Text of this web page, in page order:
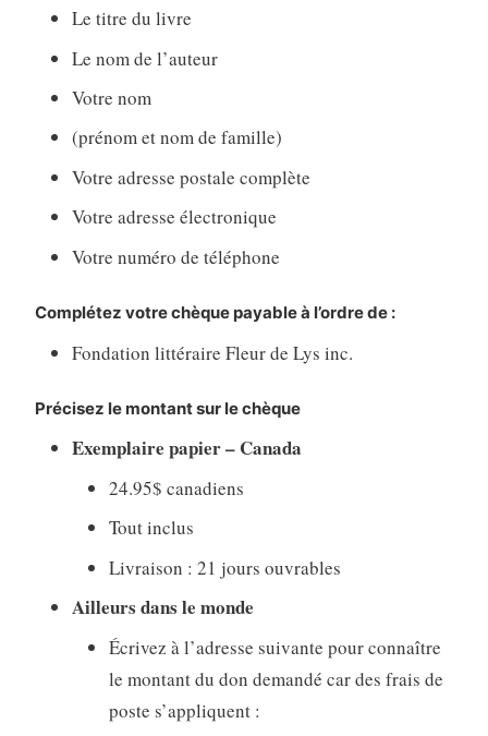
Le titre du livre
Le nom de l’auteur
Votre nom
(prénom et nom de famille)
Votre adresse postale complète
Votre adresse électronique
Votre numéro de téléphone
Complétez votre chèque payable à l’ordre de :
Fondation littéraire Fleur de Lys inc.
Précisez le montant sur le chèque
Exemplaire papier – Canada
24.95$ canadiens
Tout inclus
Livraison : 21 jours ouvrables
Ailleurs dans le monde
Écrivez à l’adresse suivante pour connaître
le montant du don demandé car des frais de
poste s’appliquent :